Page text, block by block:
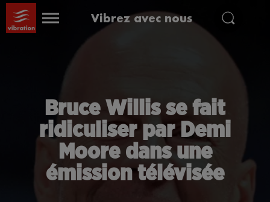
Vibrez avec nous
Bruce Willis se fait
ridiculiser par Demi
Moore dans une
émission télévisée